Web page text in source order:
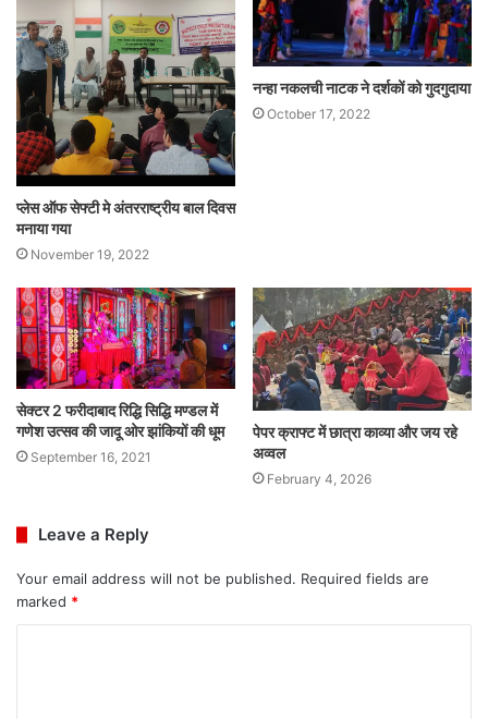
प्लेस ऑफ सेफ्टी मे अंतरराष्ट्रीय बाल दिवस
मनाया गया
November 19, 2022
नन्हा नकलची नाटक ने दर्शकों को गुदगुदाया
October 17, 2022
सेक्टर 2 फरीदाबाद रिद्धि सिद्धि मण्डल में
गणेश उत्सव की जादू ओर झांकियों की धूम
September 16, 2021
पेपर क्राफ्ट में छात्रा काव्या और जय रहे
अव्वल
February 4, 2026
Leave a Reply
Your email address will not be published. Required fields are
marked *